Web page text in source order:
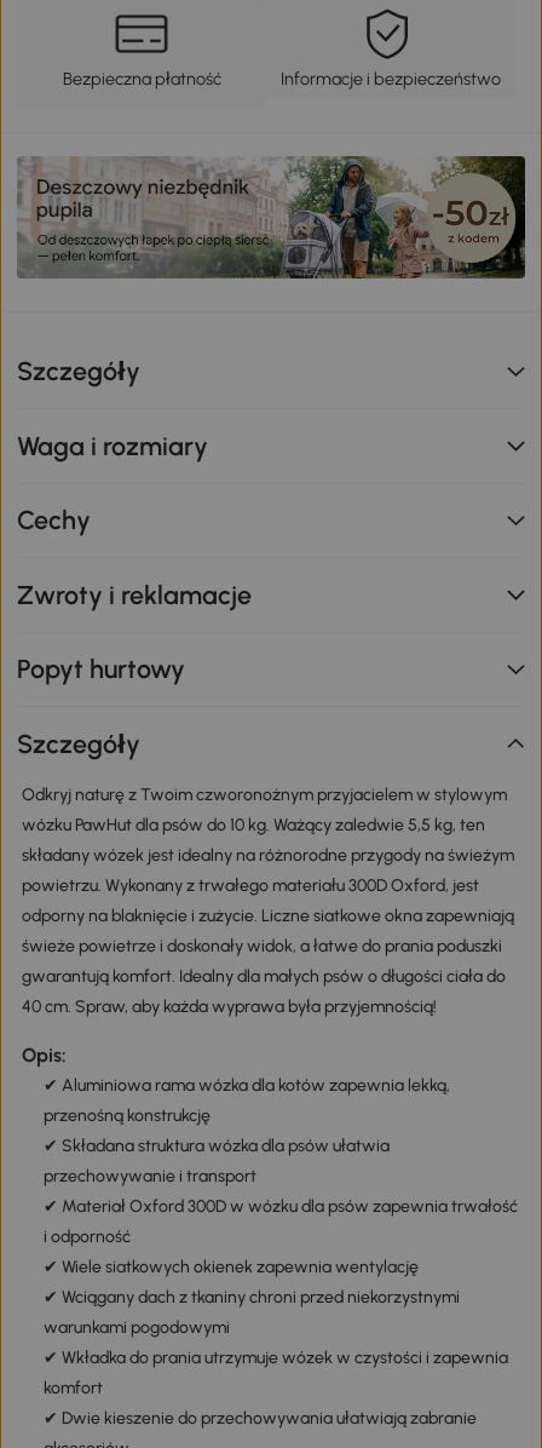
Bezpieczna płatność Informacje i bezpieczeństwo
Szczegóły
Waga i rozmiary
Cechy
Zwroty i reklamacje
Popyt hurtowy
Szczegóły
Odkryj naturę z Twoim czworonożnym przyjacielem w stylowym
wózku PawHut dla psów do 10 kg. Ważący zaledwie 5,5 kg, ten
składany wózek jest idealny na różnorodne przygody na świeżym
powietrzu. Wykonany z trwałego materiału 300D Oxford, jest
odporny na blaknięcie i zużycie. Liczne siatkowe okna zapewniają
świeże powietrze i doskonały widok, a łatwe do prania poduszki
gwarantują komfort. Idealny dla małych psów o długości ciała do
40 cm. Spraw, aby każda wyprawa była przyjemnością!
Opis:
✔ Aluminiowa rama wózka dla kotów zapewnia lekką,
przenośną konstrukcję
✔ Składana struktura wózka dla psów ułatwia
przechowywanie i transport
✔ Materiał Oxford 300D w wózku dla psów zapewnia trwałość
i odporność
✔ Wiele siatkowych okienek zapewnia wentylację
✔ Wciągany dach z tkaniny chroni przed niekorzystnymi
warunkami pogodowymi
✔ Wkładka do prania utrzymuje wózek w czystości i zapewnia
komfort
✔ Dwie kieszenie do przechowywania ułatwiają zabranie